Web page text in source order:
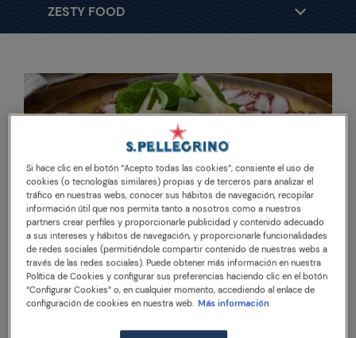
ZESTY FOOD
Como hacer Carpaccio de
pulpo?
El carpaccio de pulpo al estilo italiano
Si hace clic en el botón “Acepto todas las cookies”, consiente el uso de
cookies (o tecnologías similares) propias y de terceros para analizar el
tráfico en nuestras webs, conocer sus hábitos de navegación, recopilar
información útil que nos permita tanto a nosotros como a nuestros
partners crear perfiles y proporcionarle publicidad y contenido adecuado
a sus intereses y hábitos de navegación, y proporcionarle funcionalidades
de redes sociales (permitiéndole compartir contenido de nuestras webs a
través de las redes sociales). Puede obtener más información en nuestra
Política de Cookies y configurar sus preferencias haciendo clic en el botón
“Configurar Cookies” o, en cualquier momento, accediendo al enlace de
configuración de cookies en nuestra web. Más información